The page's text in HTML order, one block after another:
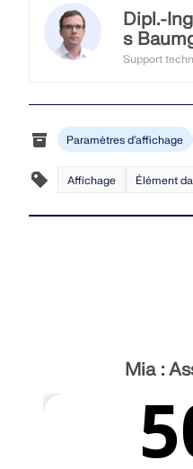
EN SAVOIR PLUS
Le service en ligne
zones pour la
neige, des vitesses de
sismiques.
ZONES DE CHARGE
Dipl.-
s
Support
technique
Software.
Paramètres d'affichage
Affichage Élément
Mia :